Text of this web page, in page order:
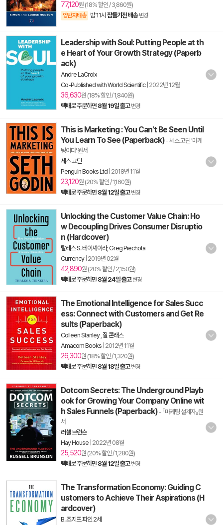
77,120원 (18% 할인 / 3,860원)
양탄자배송 밤 11시 잠들기전 배송 변경
Leadership with Soul: Putting People at th
e Heart of Your Growth Strategy (Paperb
ack)
Andre LaCroix
Co-Published with World Scientific| 2022년 12월
36,630원 (18% 할인 / 1,840원)
택배로 주문하면 8월 19일 출고 변경
This is Marketing : You Can't Be Seen Until
You Learn To See (Paperback) - 세스 고딘 '마케
팅이다' 원서
세스 고딘
Penguin Books Ltd 2018년 11월
23,120원 (20% 할인 / 1,160원)
택배로 주문하면 8월 12일 출고 변경
Unlocking the Customer Value Chain: Ho
w Decoupling Drives Consumer Disruptio
n (Hardcover)
탈레스 S. 테이셰이라,Greg Piechota
Currency| 2019년 02월
42,890원 (20% 할인 / 2,150원)
택배로 주문하면 8월 24일 출고 변경
The Emotional Intelligence for Sales Succ
ess: Connect with Customers and Get Re
sults (Paperback)
Colleen Stanley, 질 콘래스
Amacom Books 2012년 11월
26,300원 (18% 할인 / 1,320원)
택배로 주문하면 8월 18일 출고 변경
Dotcom Secrets: The Underground Playb
ook for Growing Your Company Online wit
h Sales Funnels (Paperback) - 『마케팅 설계자』원
서
러셀 브런슨
Hay House 2022년 08월
25,520원 (20% 할인 / 1,280원)
택배로 주문하면 8월 12일 출고 변경
The Transformation Economy: Guiding C
ustomers to Achieve Their Aspirations (H
ardcover)
B. 조지프 파인 2세